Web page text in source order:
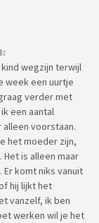
wegzijn terwijl
week een uurtje
verder met
een aantal
alleen voorstaan.
het moeder zijn,
is alleen maar
komt niks vanuit
hij lijkt het
vanzelf, ik ben
werken wil je het